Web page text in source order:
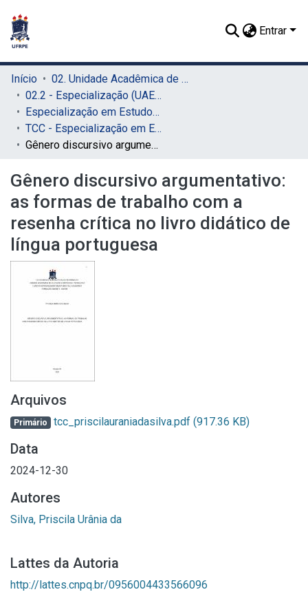
Entrar
Início
02. Unidade Acadêmica de Educação a Distância e Tecnologia (UAEADTec)
02.2 - Especialização (UAEADTec)
Especialização em Estudos da Linguagem e Formação Docente (UAEADTec)
TCC - Especialização em Estudos da Linguagem e Formação Docente (UAEADTec)
Gênero discursivo argumentativo: as formas de trabalho com a resenha crítica no livro didático de língua portuguesa
Gênero discursivo argumentativo:
as formas de trabalho com a
resenha crítica no livro didático de
língua portuguesa
Arquivos
Primário tcc_priscilauraniadasilva.pdf (917.36 KB)
Data
2024-12-30
Autores
Silva, Priscila Urânia da
Lattes da Autoria
http://lattes.cnpq.br/0956004433566096